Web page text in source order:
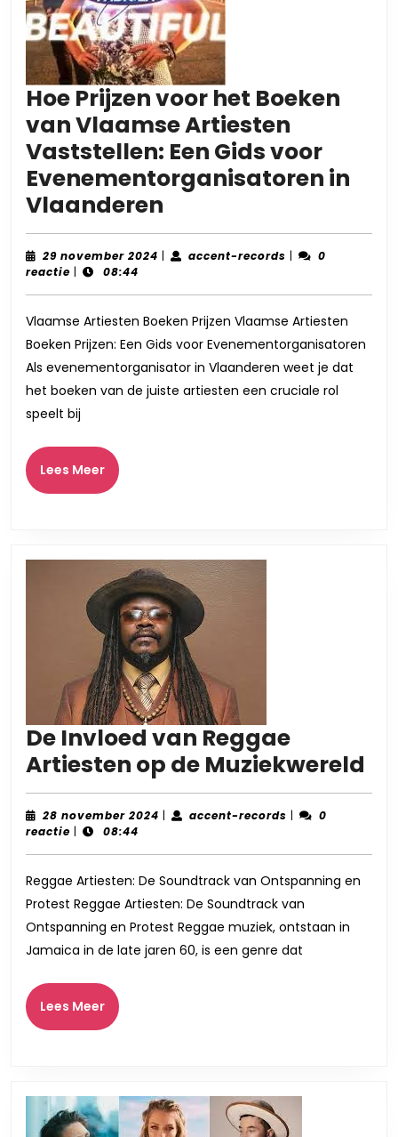
Hoe Prijzen voor het Boeken
van Vlaamse Artiesten
Vaststellen: Een Gids voor
Evenementorganisatoren in
Vlaanderen
Prijzen
voor
Boeken
van
Vlaamse
Artiesten
in
Vlaanderen
29 november 2024 29
| accent-records accent-
|
0
reactie | 08:44
Vlaamse Artiesten Boeken Prijzen Vlaamse Artiesten
Boeken Prijzen: Een Gids voor Evenementorganisatoren
Als evenementorganisator in Vlaanderen weet je dat
het boeken van de juiste artiesten een cruciale rol
speelt bij
Lees MeerLees
Meer
De Invloed van Reggae
Artiesten op de Muziekwereld
28 november 2024 28
| accent-records accent-
|
0
reactie | 08:44
Reggae Artiesten: De Soundtrack van Ontspanning en
Protest Reggae Artiesten: De Soundtrack van
Ontspanning en Protest Reggae muziek, ontstaan in
Jamaica in de late jaren 60, is een genre dat
Lees MeerLees
Meer